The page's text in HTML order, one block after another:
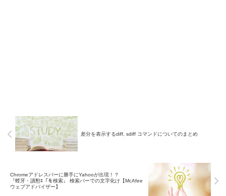
差分を表示するdiff, sdiff コマンドについてのまとめ
Chromeアドレスバーに勝手にYahooが出現！？
『螳牙・讀懃ｴ「を検索』 検索バーでの文字化け【McAfee
ウェブアドバイザー】